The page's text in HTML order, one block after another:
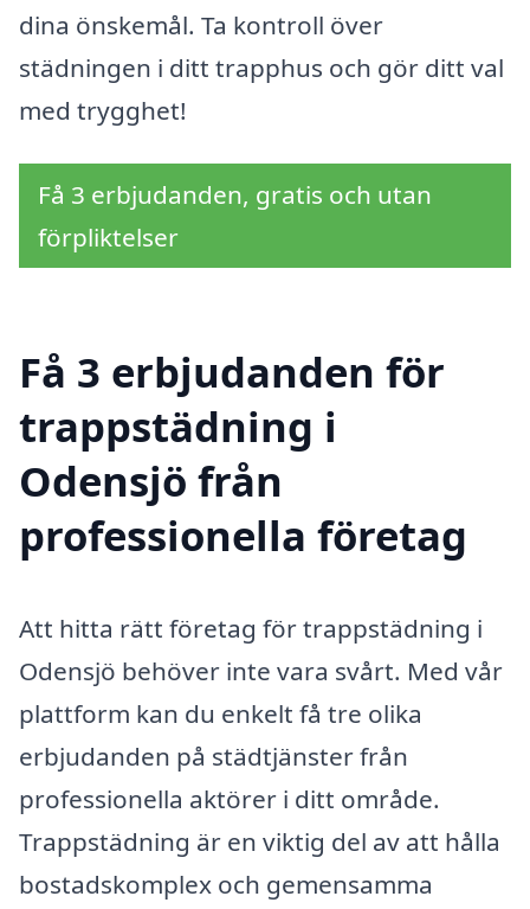
dina önskemål. Ta kontroll över
städningen i ditt trapphus och gör ditt val
med trygghet!
Få 3 erbjudanden, gratis och utan
förpliktelser
Få 3 erbjudanden för
trappstädning i
Odensjö från
professionella företag
Att hitta rätt företag för trappstädning i
Odensjö behöver inte vara svårt. Med vår
plattform kan du enkelt få tre olika
erbjudanden på städtjänster från
professionella aktörer i ditt område.
Trappstädning är en viktig del av att hålla
bostadskomplex och gemensamma